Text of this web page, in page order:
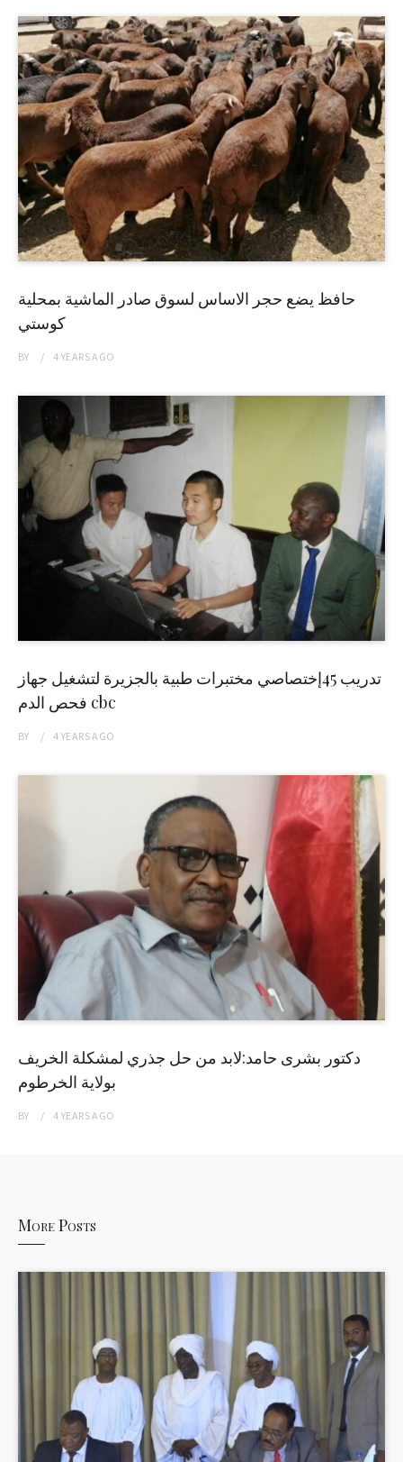
حافظ يضع حجر الاساس لسوق صادر الماشية بمحلية
كوستي
BY 4 YEARSAGO
تدريب 45إختصاصي مختبرات طبية بالجزيرة لتشغيل جهاز
فحص الدم cbc
BY 4 YEARSAGO
دكتور بشرى حامد:لابد من حل جذري لمشكلة الخريف
بولاية الخرطوم
BY 4 YEARSAGO
More Posts